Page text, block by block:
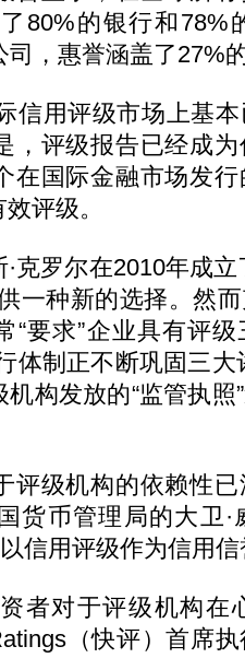
80%的银行和78%
司，惠誉涵盖了27%
用评级市场上基本
，评级报告已经成
在国际金融市场发
评级。
罗尔在2010年成立
一种新的选择。然
“要求”企业具有评
体制正不断巩固三大
构发放的“监管执照
级机构的依赖性已
货币管理局的大卫
信用评级作为信用
对于评级机构在
（快评）首席